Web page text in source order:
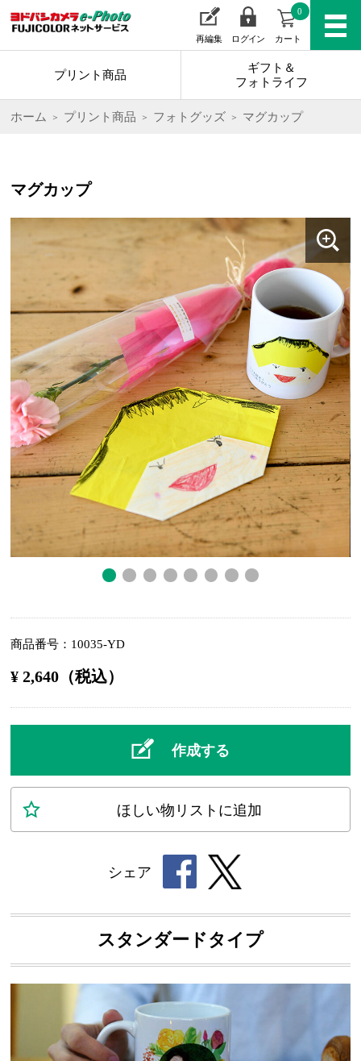
再編集 ログイン カート
0
プリント商品
ギフト＆
フォトライフ
ホーム プリント商品 フォトグッズ マグカップ
マグカップ
商品番号 10035-YD
¥ 2,640（税込）
作成する
ほしい物 リスト に追加
シェア
スタンダードタイプ